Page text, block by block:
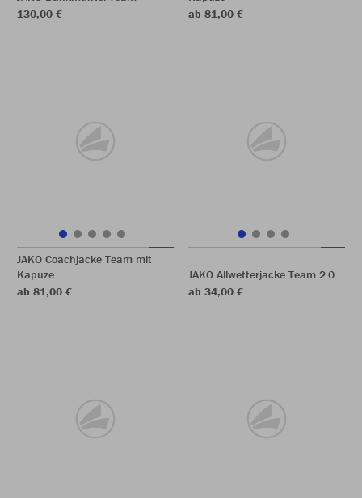
130,00 €
ab 81,00 €
JAKO Coachjacke Team mit
Kapuze
ab 81,00 €
JAKO Allwetterjacke Team 2.0
ab 34,00 €